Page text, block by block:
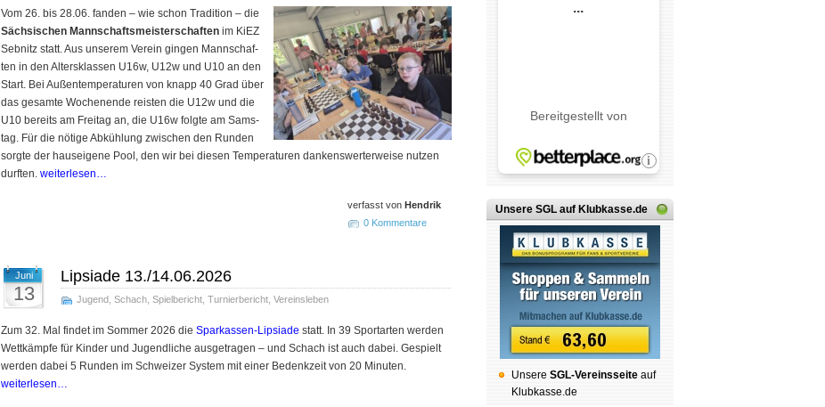
Vom 26. bis 28.06. fanden – wie schon Tradition – die
Säch­si­schen Mann­schafts­meis­ter­schaf­ten im KiEZ
Seb­nitz statt. Aus unserem Verein gingen Mann­schaf­
ten in den Alters­klassen U16w, U12w und U10 an den
Start. Bei Au­ßen­tem­pe­ra­tu­ren von knapp 40 Grad über
das ge­sam­te Wo­chen­en­de reis­ten die U12w und die
U10 bereits am Freitag an, die U16w folgte am Sams­
tag. Für die nötige Ab­küh­lung zwischen den Runden
sorgte der haus­eigene Pool, den wir bei diesen Tem­pe­ra­tu­ren dan­kens­wer­ter­wei­se nut­zen
durf­ten. weiterlesen…
verfasst von Hendrik
0 Kommentare
Juni
13
Lipsiade 13./14.06.2026
Jugend Schach Spielbericht Turnierbericht Vereinsleben
Zum 32. Mal findet im Sommer 2026 die Sparkassen-Lipsiade statt. In 39 Sportarten werden
Wettkämpfe für Kinder und Jugendliche ausgetragen – und Schach ist auch dabei. Gespielt
werden dabei 5 Runden im Schweizer System mit einer Bedenkzeit von 20 Minuten.
weiterlesen…
Unsere SGL auf Klubkasse.de
Unsere SGL-Ver­eins­sei­te auf
Klubkasse.de